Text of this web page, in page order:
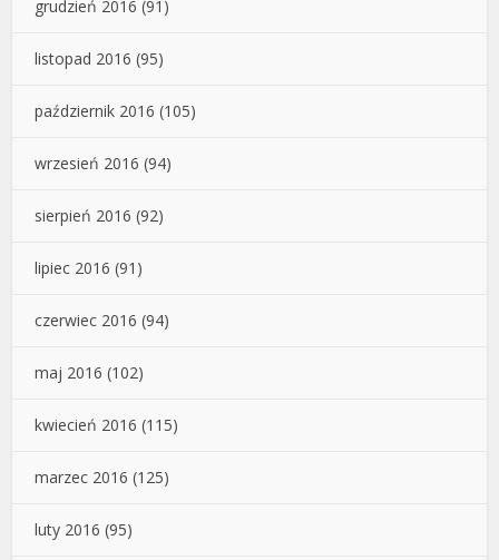
grudzień 2016 (91)
listopad 2016 (95)
październik 2016 (105)
wrzesień 2016 (94)
sierpień 2016 (92)
lipiec 2016 (91)
czerwiec 2016 (94)
maj 2016 (102)
kwiecień 2016 (115)
marzec 2016 (125)
luty 2016 (95)